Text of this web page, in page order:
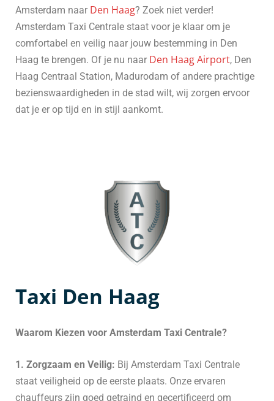
Amsterdam naar Den Haag? Zoek niet verder!
Amsterdam Taxi Centrale staat voor je klaar om je
comfortabel en veilig naar jouw bestemming in Den
Haag te brengen. Of je nu naar Den Haag Airport, Den
Haag Centraal Station, Madurodam of andere prachtige
bezienswaardigheden in de stad wilt, wij zorgen ervoor
dat je er op tijd en in stijl aankomt.
Taxi Den Haag
Waarom Kiezen voor Amsterdam Taxi Centrale?
1. Zorgzaam en Veilig: Bij Amsterdam Taxi Centrale
staat veiligheid op de eerste plaats. Onze ervaren
chauffeurs zijn goed getraind en gecertificeerd om